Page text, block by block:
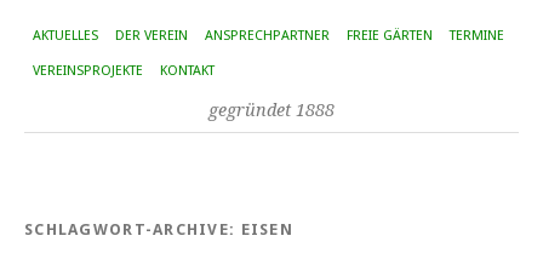
AKTUELLES DER VEREIN ANSPRECHPARTNER FREIE GÄRTEN TERMINE
VEREINSPROJEKTE KONTAKT
gegründet 1888
SCHLAGWORT-ARCHIVE: EISEN